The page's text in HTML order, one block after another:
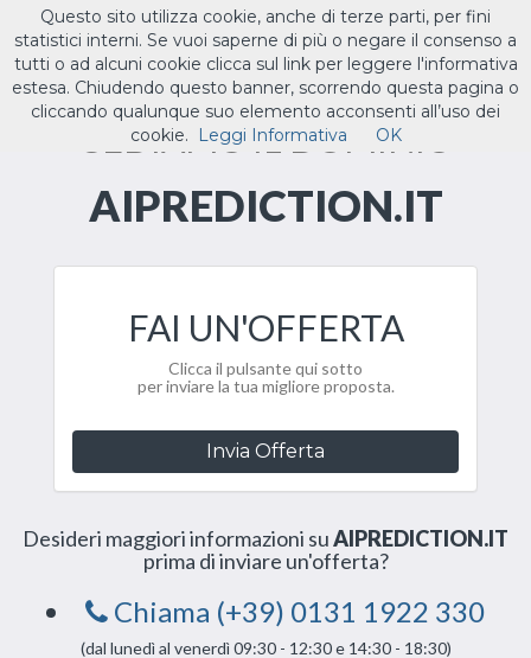
Toggle
ILTUO.IT
CEDIAMO IL DOMINIO
AIPREDICTION.IT
FAI UN'OFFERTA
Clicca il pulsante qui sotto
per inviare la tua migliore proposta.
Invia Offerta
Desideri maggiori informazioni suAIPREDICTION.IT
prima di inviare un'offerta?
Chiama (+39) 0131 1922 330
(dal lunedì al venerdì 09:30 - 12:30 e 14:30 - 18:30)
Questo sito utilizza cookie, anche di terze parti, per fini
statistici interni. Se vuoi saperne di più o negare il consenso a
tutti o ad alcuni cookie clicca sul link per leggere l'informativa
estesa. Chiudendo questo banner, scorrendo questa pagina o
cliccando qualunque suo elemento acconsenti all’uso dei
cookie.
Leggi Informativa OK